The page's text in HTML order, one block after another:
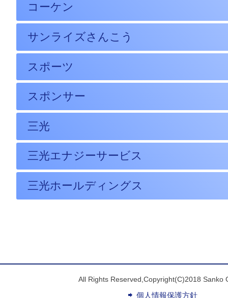
コーケン
サンライズさんこう
スポーツ
スポンサー
三光
三光エナジーサービス
三光ホールディングス
All Rights Reserved,Copyright(C)2018 Sanko
個人情報保護方針